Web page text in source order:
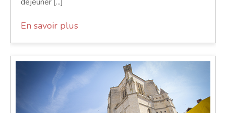
En savoir plus